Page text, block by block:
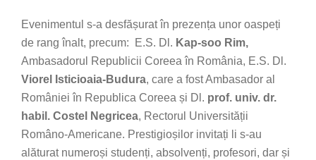
Evenimentul s-a desfășurat în prezența unor oaspeți
de rang înalt, precum: E.S. Dl. Kap-soo Rim,
Ambasadorul Republicii Coreea în România, E.S. Dl.
Viorel Isticioaia-Budura, care a fost Ambasador al
României în Republica Coreea și Dl. prof. univ. dr.
habil. Costel Negricea, Rectorul Universității
Româno-Americane. Prestigioșilor invitați li s-au
alăturat numeroși studenți, absolvenți, profesori, dar și